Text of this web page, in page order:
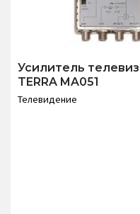
Усилитель
TERRA MA051
Телевидение